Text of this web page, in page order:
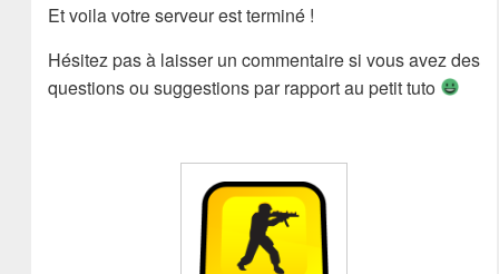
Et voila votre serveur est terminé !
Hésitez pas à laisser un commentaire si vous avez des
questions ou suggestions par rapport au petit tuto